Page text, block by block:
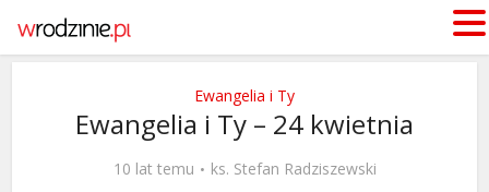
Ewangelia i Ty
Ewangelia i Ty – 24 kwietnia
10 lat temu ks. Stefan Radziszewski